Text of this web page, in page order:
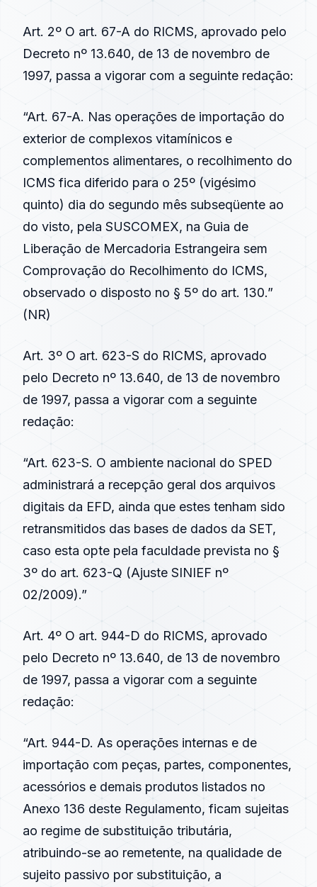
Art. 2º O art. 67-A do RICMS, aprovado pelo
Decreto nº 13.640, de 13 de novembro de
1997, passa a vigorar com a seguinte redação:
“Art. 67-A. Nas operações de importação do
exterior de complexos vitamínicos e
complementos alimentares, o recolhimento do
ICMS fica diferido para o 25º (vigésimo
quinto) dia do segundo mês subseqüente ao
do visto, pela SUSCOMEX, na Guia de
Liberação de Mercadoria Estrangeira sem
Comprovação do Recolhimento do ICMS,
observado o disposto no § 5º do art. 130.”
(NR)
Art. 3º O art. 623-S do RICMS, aprovado
pelo Decreto nº 13.640, de 13 de novembro
de 1997, passa a vigorar com a seguinte
redação:
“Art. 623-S. O ambiente nacional do SPED
administrará a recepção geral dos arquivos
digitais da EFD, ainda que estes tenham sido
retransmitidos das bases de dados da SET,
caso esta opte pela faculdade prevista no §
3º do art. 623-Q (Ajuste SINIEF nº
02/2009).”
Art. 4º O art. 944-D do RICMS, aprovado
pelo Decreto nº 13.640, de 13 de novembro
de 1997, passa a vigorar com a seguinte
redação:
“Art. 944-D. As operações internas e de
importação com peças, partes, componentes,
acessórios e demais produtos listados no
Anexo 136 deste Regulamento, ficam sujeitas
ao regime de substituição tributária,
atribuindo-se ao remetente, na qualidade de
sujeito passivo por substituição, a